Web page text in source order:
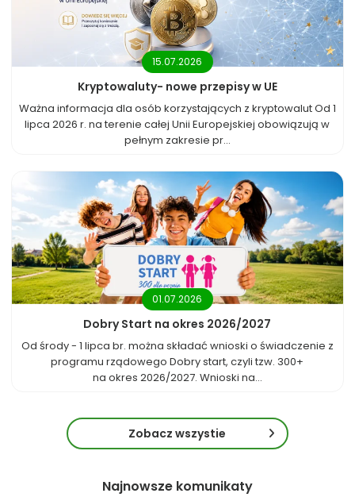
15.07.2026
Kryptowaluty- nowe przepisy w UE
Ważna informacja dla osób korzystających z kryptowalut Od 1
lipca 2026 r. na terenie całej Unii Europejskiej obowiązują w
pełnym zakresie pr...
01.07.2026
Dobry Start na okres 2026/2027
Od środy - 1 lipca br. można składać wnioski o świadczenie z
programu rządowego Dobry start, czyli tzw. 300+
na okres 2026/2027. Wnioski na...
Zobacz wszystie
Najnowsze komunikaty